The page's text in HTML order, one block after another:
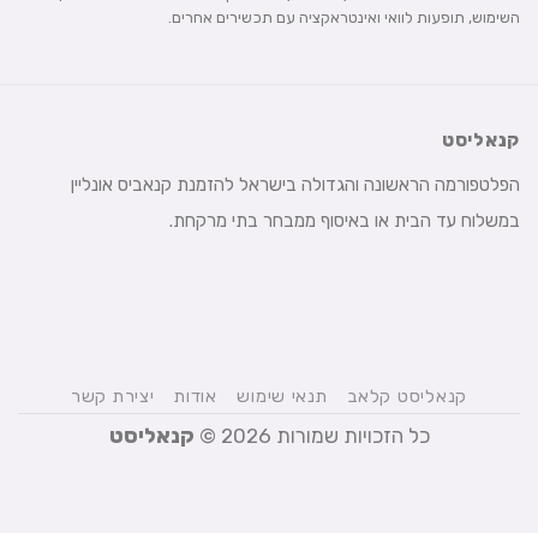
השימוש, תופעות לוואי ואינטראקציה עם תכשירים אחרים.
קנאליסט
הפלטפורמה הראשונה והגדולה בישראל להזמנת קנאביס אונליין
במשלוח עד הבית או באיסוף ממבחר בתי מרקחת.
קנאליסט קלאב תנאי שימוש אודות יצירת קשר
כל הזכויות שמורות 2026 © קנאליסט